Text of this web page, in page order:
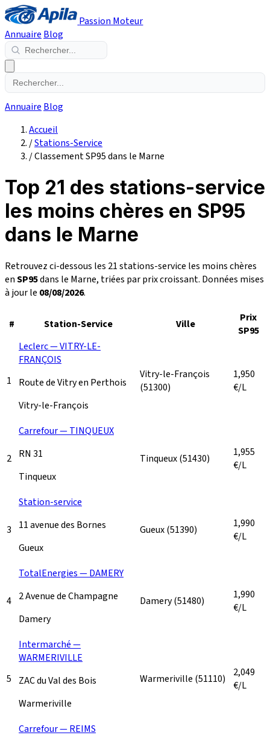
Passion Moteur
Annuaire Blog
Annuaire Blog
Accueil
/Stations-Service
/Classement SP95 dans le Marne
Top 21 des stations-service
les moins chères en SP95
dans le Marne
Retrouvez ci-dessous les 21 stations-service les moins chères
enSP95dans le Marne, triées par prix croissant. Données mises
à jour le 08/08/2026.
# Station-Service Ville
Prix
SP95
1
Leclerc — VITRY-LE-
FRANÇOIS
Route de Vitry en Perthois
Vitry-le-François
Vitry-le-François
(51300)
1,950
€/L
2
Carrefour — TINQUEUX
RN 31
Tinqueux
Tinqueux(51430)
1,955
€/L
3
Station-service
11 avenue des Bornes
Gueux
Gueux(51390)
1,990
€/L
4
TotalEnergies — DAMERY
2 Avenue de Champagne
Damery
Damery(51480)
1,990
€/L
5
Intermarché —
WARMERIVILLE
ZAC du Val des Bois
Warmeriville
Warmeriville (51110)
2,049
€/L
Carrefour — REIMS